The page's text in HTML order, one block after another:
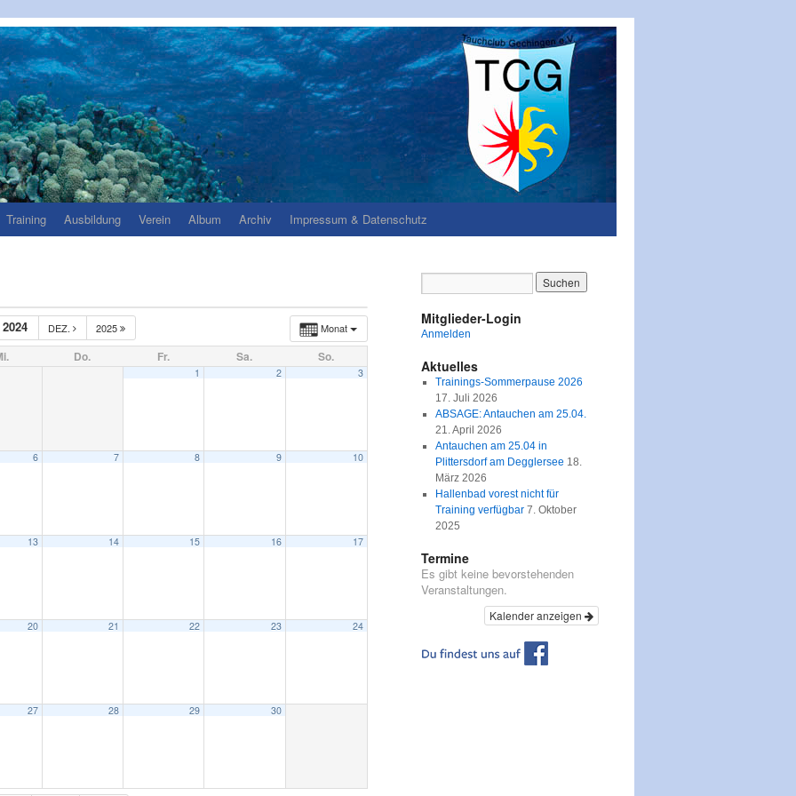
Training Ausbildung Verein Album Archiv Impressum & Datenschutz
Monat
DEZ. 2025
Do. Fr. Sa. So.
1 2 3
6 7 8 9 10
13 14 15 16 17
20 21 22 23 24
27 28 29 30
Mitglieder-Login
Anmelden
Aktuelles
Trainings-Sommerpause 2026
17. Juli 2026
ABSAGE: Antauchen am 25.04.
21. April 2026
Antauchen am 25.04 in
Plittersdorf am Degglersee 18.
März 2026
Hallenbad vorest nicht für
Training verfügbar 7. Oktober
2025
Termine
Es gibt keine bevorstehenden
Veranstaltungen.
Kalender anzeigen